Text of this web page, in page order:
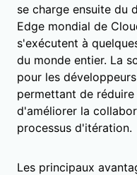
se charge ensuite du
Edge mondial de
s'exécutent à
du monde entier. La
pour les
permettant de
d'améliorer la
processus d'itération.
Les principaux